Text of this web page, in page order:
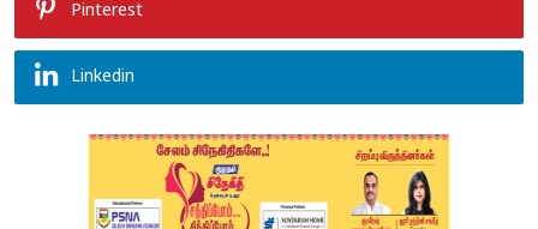
Pinterest
Linkedin